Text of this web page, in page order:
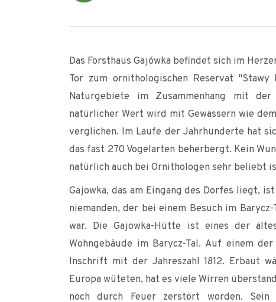
Das Forsthaus Gajówka befindet sich im
Tor zum ornithologischen Reservat
Naturgebiete im Zusammenhang mit
natürlicher Wert wird mit Gewässern wie
verglichen. Im Laufe der Jahrhunderte hat
das fast 270 Vogelarten beherbergt. Kein
natürlich auch bei Ornithologen sehr beliebt
Gajowka, das am Eingang des Dorfes liegt,
niemanden, der bei einem Besuch im
war. Die Gajowka-Hütte ist eines der
Wohngebäude im Barycz-Tal. Auf einem
Inschrift mit der Jahreszahl 1812. Erbaut
Europa wüteten, hat es viele Wirren
noch durch Feuer zerstört worden. Sein